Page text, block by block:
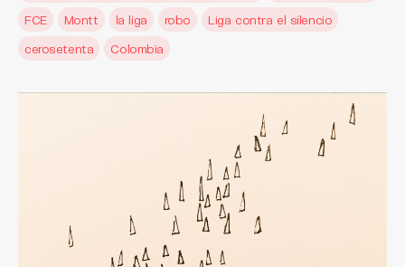
FCE
Montt la liga robo
Liga contra el silencio
cerosetenta
Colombia